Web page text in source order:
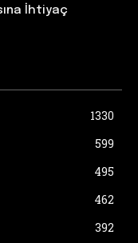
İhtiyaç
1330
599
495
462
392